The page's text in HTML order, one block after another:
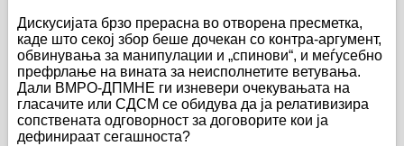
Дискусијата брзо прерасна во отворена пресметка,
каде што секој збор беше дочекан со контра-аргумент,
обвинувања за манипулации и „спинови“, и меѓусебно
префрлање на вината за неисполнетите ветувања.
Дали ВМРО-ДПМНЕ ги изневери очекувањата на
гласачите или СДСМ се обидува да ја релативизира
сопствената одговорност за договорите кои ја
дефинираат сегашноста?